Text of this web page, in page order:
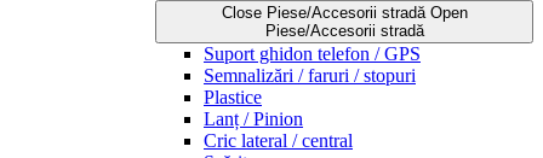
Close Piese/Accesorii stradă Open
Piese/Accesorii stradă
Suport ghidon telefon / GPS
Semnalizări / faruri / stopuri
Plastice
Lanț / Pinion
Cric lateral / central